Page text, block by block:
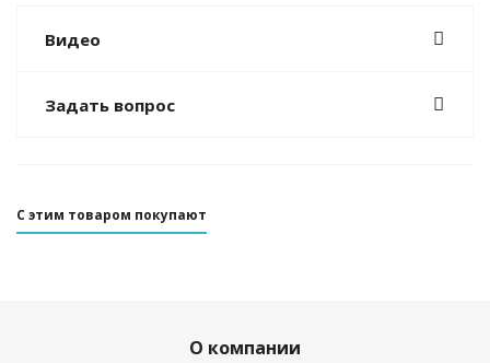
Видео
Задать вопрос
С этим товаром покупают
О компании